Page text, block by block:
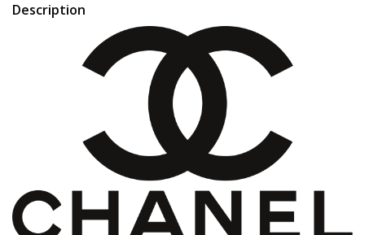
Description